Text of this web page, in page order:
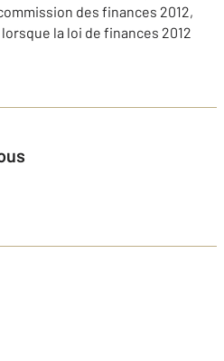
des finances 2012,
la loi de finances 2012